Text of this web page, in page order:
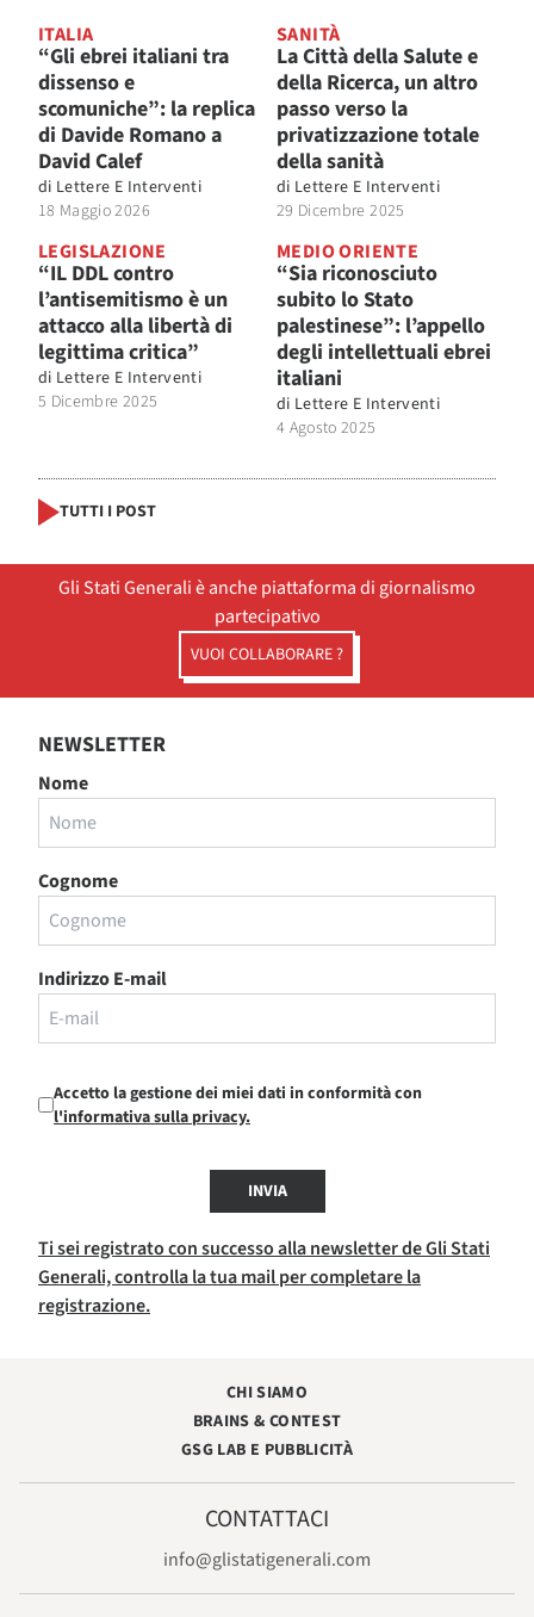
ITALIA
“Gli ebrei italiani tra
dissenso e
scomuniche”: la replica
di Davide Romano a
David Calef
di Lettere E Interventi
18 Maggio 2026
SANITÀ
La Città della Salute e
della Ricerca, un altro
passo verso la
privatizzazione totale
della sanità
di Lettere E Interventi
29 Dicembre 2025
LEGISLAZIONE
“IL DDL contro
l’antisemitismo è un
attacco alla libertà di
legittima critica”
di Lettere E Interventi
5 Dicembre 2025
MEDIO ORIENTE
“Sia riconosciuto
subito lo Stato
palestinese”: l’appello
degli intellettuali ebrei
italiani
di Lettere E Interventi
4 Agosto 2025
TUTTI I POST
Gli Stati Generali è anche piattaforma di giornalismo
partecipativo
VUOI COLLABORARE ?
NEWSLETTER
Nome
Cognome
Indirizzo E-mail
Accetto la gestione dei miei dati in conformità con
l'informativa sulla privacy.
INVIA
Ti sei registrato con successo alla newsletter de Gli Stati
Generali, controlla la tua mail per completare la
registrazione.
CHI SIAMO
BRAINS & CONTEST
GSG LAB E PUBBLICITÀ
CONTATTACI
info@glistatigenerali.com